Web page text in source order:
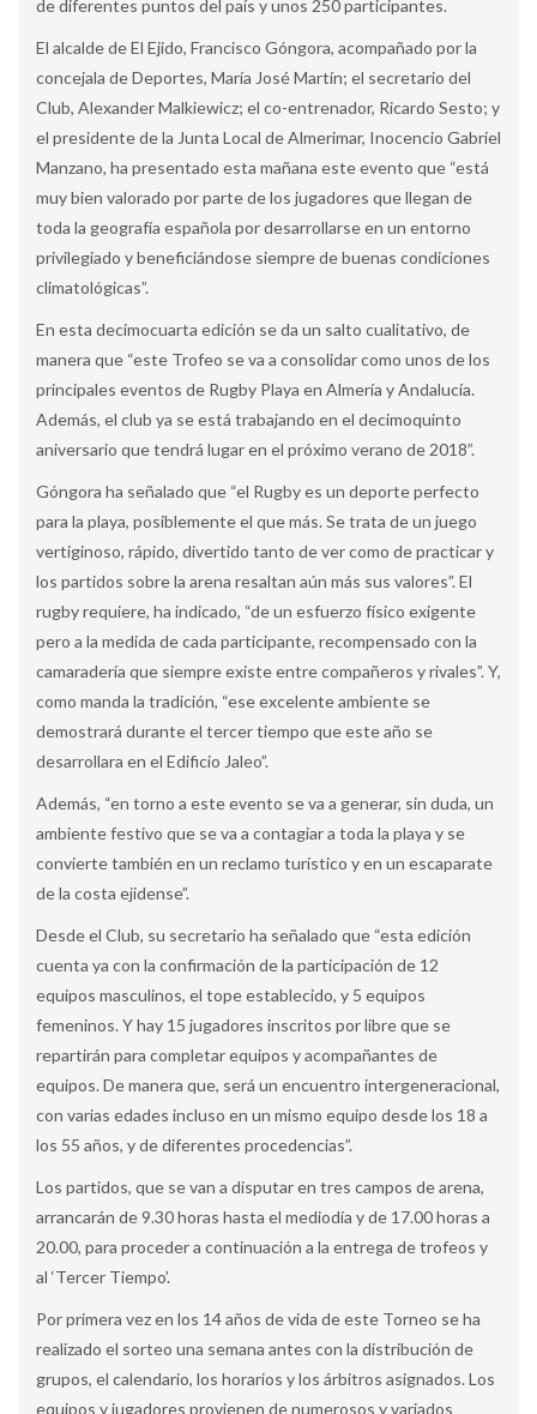
de diferentes puntos del país y unos 250 participantes.
El alcalde de El Ejido, Francisco Góngora, acompañado por la
concejala de Deportes, María José Martín; el secretario del
Club, Alexander Malkiewicz; el co-entrenador, Ricardo Sesto; y
el presidente de la Junta Local de Almerimar, Inocencio Gabriel
Manzano, ha presentado esta mañana este evento que “está
muy bien valorado por parte de los jugadores que llegan de
toda la geografía española por desarrollarse en un entorno
privilegiado y beneficiándose siempre de buenas condiciones
climatológicas”.
En esta decimocuarta edición se da un salto cualitativo, de
manera que “este Trofeo se va a consolidar como unos de los
principales eventos de Rugby Playa en Almería y Andalucía.
Además, el club ya se está trabajando en el decimoquinto
aniversario que tendrá lugar en el próximo verano de 2018”.
Góngora ha señalado que “el Rugby es un deporte perfecto
para la playa, posiblemente el que más. Se trata de un juego
vertiginoso, rápido, divertido tanto de ver como de practicar y
los partidos sobre la arena resaltan aún más sus valores”. El
rugby requiere, ha indicado, “de un esfuerzo físico exigente
pero a la medida de cada participante, recompensado con la
camaradería que siempre existe entre compañeros y rivales”. Y,
como manda la tradición, “ese excelente ambiente se
demostrará durante el tercer tiempo que este año se
desarrollara en el Edificio Jaleo”.
Además, “en torno a este evento se va a generar, sin duda, un
ambiente festivo que se va a contagiar a toda la playa y se
convierte también en un reclamo turístico y en un escaparate
de la costa ejidense”.
Desde el Club, su secretario ha señalado que “esta edición
cuenta ya con la confirmación de la participación de 12
equipos masculinos, el tope establecido, y 5 equipos
femeninos. Y hay 15 jugadores inscritos por libre que se
repartirán para completar equipos y acompañantes de
equipos. De manera que, será un encuentro intergeneracional,
con varias edades incluso en un mismo equipo desde los 18 a
los 55 años, y de diferentes procedencias”.
Los partidos, que se van a disputar en tres campos de arena,
arrancarán de 9.30 horas hasta el mediodía y de 17.00 horas a
20.00, para proceder a continuación a la entrega de trofeos y
al ‘Tercer Tiempo’.
Por primera vez en los 14 años de vida de este Torneo se ha
realizado el sorteo una semana antes con la distribución de
grupos, el calendario, los horarios y los árbitros asignados. Los
equipos y jugadores provienen de numerosos y variados